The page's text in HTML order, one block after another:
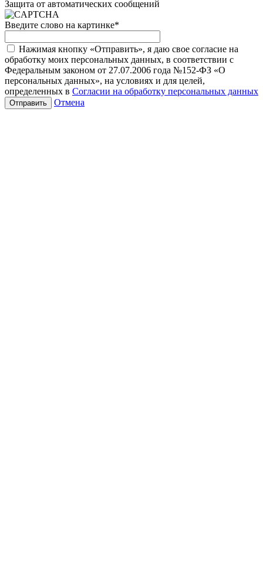
Защита от автоматических сообщений
Введите слово на картинке*
Нажимая кнопку «Отправить», я даю свое согласие на
обработку моих персональных данных, в соответствии с
Федеральным законом от 27.07.2006 года №152-ФЗ «О
персональных данных», на условиях и для целей,
определенных в Согласии на обработку персональных данных
Отмена